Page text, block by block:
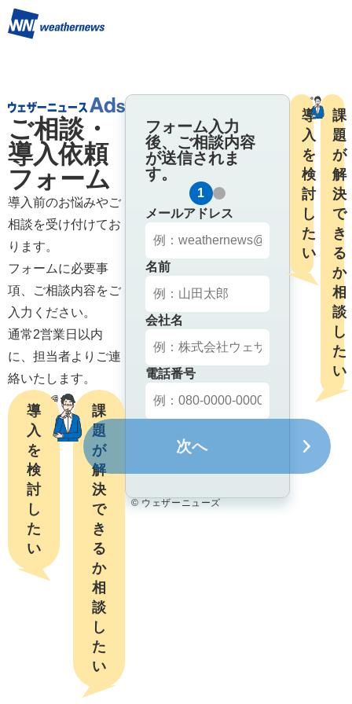
ご相談・
導入依頼
フォーム
導入前のお悩みやご
相談を受け付けてお
ります。
フォームに必要事
項、ご相談内容をご
入力ください。
通常2営業日以内
に、担当者よりご連
絡いたします。
導
入
を
検
討
し
た
い
課
題
が
解
決
で
き
る
か
相
談
し
た
い
フォーム入力
後、ご相談内容
が送信されま
す。
1
2
メールアドレス
名前
会社名
電話番号
次へ
導
入
を
検
討
し
た
い
課
題
が
解
決
で
き
る
か
相
談
し
た
い
© ウェザーニューズ